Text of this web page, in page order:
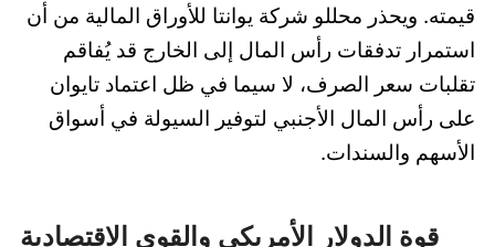
قيمته. ويحذر محللو شركة يوانتا للأوراق المالية من أن
استمرار تدفقات رأس المال إلى الخارج قد يُفاقم
تقلبات سعر الصرف، لا سيما في ظل اعتماد تايوان
على رأس المال الأجنبي لتوفير السيولة في أسواق
الأسهم والسندات.
قوة الدولار الأمريكي والقوى الاقتصادية